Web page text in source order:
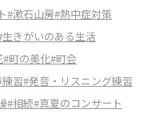
#漱石山房#熱中症対策
生きがいのある生活
#町の美化#町会
習#発音・リスニング練習
#相続#真夏のコンサート